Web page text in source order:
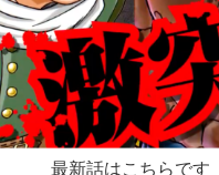
最新話はこちらです